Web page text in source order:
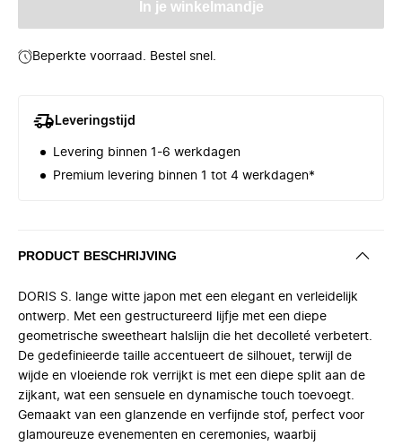
In je winkelmandje
Beperkte voorraad. Bestel snel.
Leveringstijd
Levering binnen 1-6 werkdagen
Premium levering binnen 1 tot 4 werkdagen*
PRODUCT BESCHRIJVING
DORIS S. lange witte japon met een elegant en verleidelijk
ontwerp. Met een gestructureerd lijfje met een diepe
geometrische sweetheart halslijn die het decolleté verbetert.
De gedefinieerde taille accentueert de silhouet, terwijl de
wijde en vloeiende rok verrijkt is met een diepe split aan de
zijkant, wat een sensuele en dynamische touch toevoegt.
Gemaakt van een glanzende en verfijnde stof, perfect voor
glamoureuze evenementen en ceremonies, waarbij